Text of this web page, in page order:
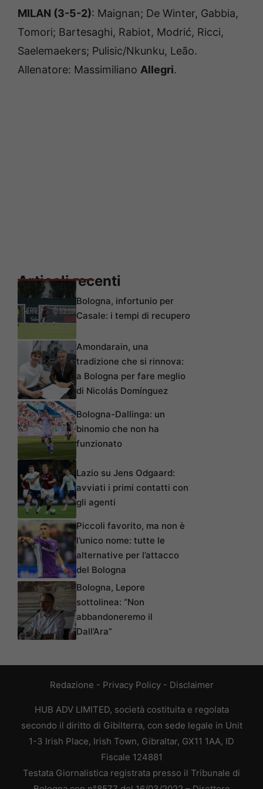
MILAN (3-5-2): Maignan; De Winter, Gabbia,
Tomori; Bartesaghi, Rabiot, Modrić, Ricci,
Saelemaekers; Pulisic/Nkunku, Leão.
Allenatore: Massimiliano Allegri.
Articoli recenti
Bologna, infortunio per
Casale: i tempi di recupero
Amondarain, una
tradizione che si rinnova:
a Bologna per fare meglio
di Nicolás Domínguez
Bologna-Dallinga: un
binomio che non ha
funzionato
Lazio su Jens Odgaard:
avviati i primi contatti con
gli agenti
Piccoli favorito, ma non è
l’unico nome: tutte le
alternative per l’attacco
del Bologna
Bologna, Lepore
sottolinea: “Non
abbandoneremo il
Dall’Ara”
Redazione - Privacy Policy- Disclaimer
HUB ADV LIMITED, società costituita e regolata
secondo il diritto di Gibilterra, con sede legale in Unit
1-3 Irish Place, Irish Town, Gibraltar, GX11 1AA, ID
Fiscale 124881
Testata Giornalistica registrata presso il Tribunale di